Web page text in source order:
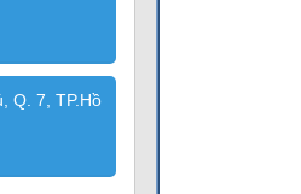
Q. 7, TP.Hồ